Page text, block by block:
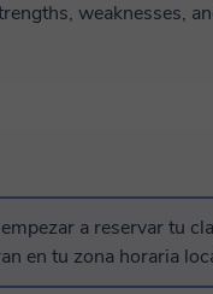
weaknesses,
to their specific
learning fun and
concepts better but
a reservar tu
en tu zona horaria